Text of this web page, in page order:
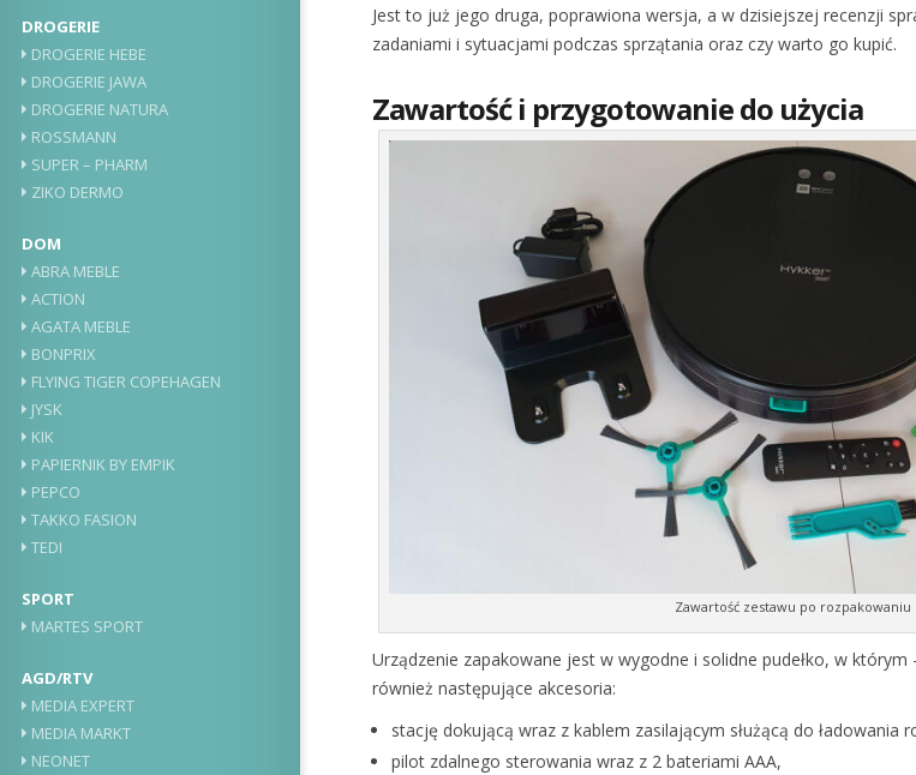
DROGERIE
DROGERIE HEBE
DROGERIE JAWA
DROGERIE NATURA
ROSSMANN
SUPER – PHARM
ZIKO DERMO
DOM
ABRA MEBLE
ACTION
AGATA MEBLE
BONPRIX
FLYING TIGER COPEHAGEN
JYSK
KIK
PAPIERNIK BY EMPIK
PEPCO
TAKKO FASION
TEDI
SPORT
MARTES SPORT
AGD/RTV
MEDIA EXPERT
MEDIA MARKT
NEONET
Jest to już jego druga, poprawiona wersja, a w dzisiejszej recenzji
zadaniami i sytuacjami podczas sprzątania oraz czy warto go kupić.
Zawartość i przygotowanie do użycia
Zawartość zestawu po rozpakowaniu
Urządzenie zapakowane jest w wygodne i solidne pudełko, w
również następujące akcesoria:
stację dokującą wraz z kablem zasilającym służącą do ładowania
pilot zdalnego sterowania wraz z 2 bateriami AAA,